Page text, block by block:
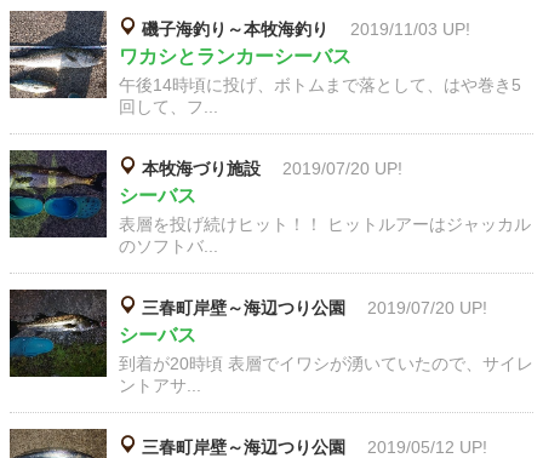
磯子海釣り～本牧海釣り 2019/11/03 UP!
ワカシとランカーシーバス
午後14時頃に投げ、ボトムまで落として、はや巻き5
回して、フ...
本牧海づり施設 2019/07/20 UP!
シーバス
表層を投げ続けヒット！！ ヒットルアーはジャッカル
のソフトバ...
三春町岸壁～海辺つり公園 2019/07/20 UP!
シーバス
到着が20時頃 表層でイワシが湧いていたので、サイレ
ントアサ...
三春町岸壁～海辺つり公園 2019/05/12 UP!